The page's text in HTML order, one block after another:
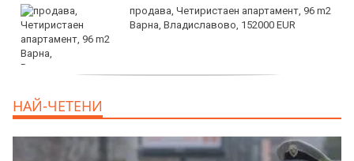
продава, Четиристаен апартамент, 96 m2
Варна, Владиславово, 152000 EUR
НАЙ-ЧЕТЕНИ